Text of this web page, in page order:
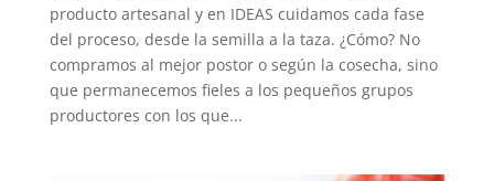
producto artesanal y en IDEAS cuidamos cada fase
del proceso, desde la semilla a la taza. ¿Cómo? No
compramos al mejor postor o según la cosecha, sino
que permanecemos fieles a los pequeños grupos
productores con los que...